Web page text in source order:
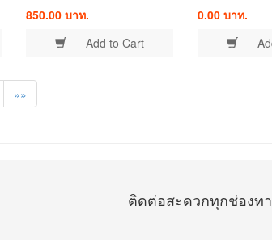
block.
850.00 บาท.
Add to Cart
0.00 บาท.
»»
ติดต่อสะดวกทุกช่องท